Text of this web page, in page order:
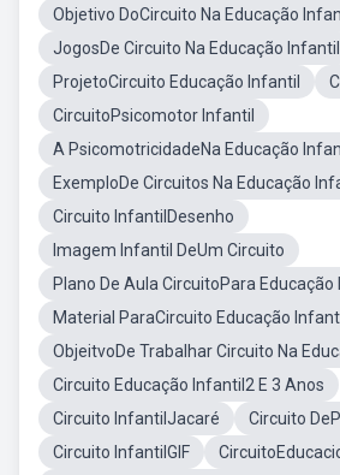
Objetivo DoCircuito Na Educação
JogosDe Circuito Na Educação Infantil
ProjetoCircuito Educação Infantil
CircuitoPsicomotor Infantil
A PsicomotricidadeNa Educação
ExemploDe Circuitos Na Educação
Circuito InfantilDesenho
Imagem Infantil DeUm Circuito
Plano De Aula CircuitoPara Educação
Material ParaCircuito Educação
ObjeitvoDe Trabalhar Circuito Na
Circuito Educação Infantil2 E 3 Anos
Circuito InfantilJacaré
Circuito
Circuito InfantilGIF